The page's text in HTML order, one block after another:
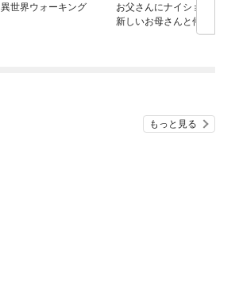
異世界ウォーキング
お父さんにナイショで
新しいお母さんと仲良
もっと見る